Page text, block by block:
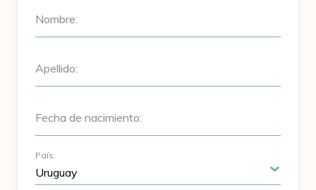
Nombre:
Apellido:
Fecha de nacimiento:
País: